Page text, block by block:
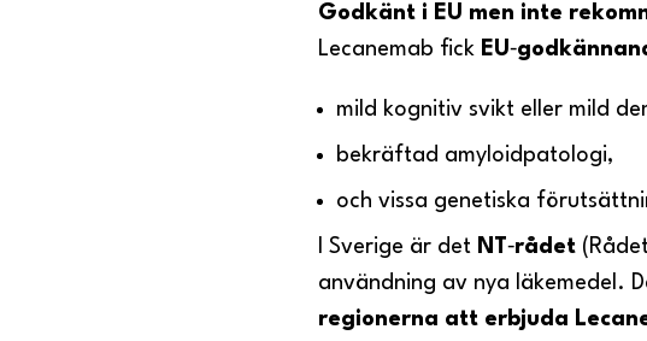
Godkänt i EU men inte
Lecanemab fick EU‑
mild kognitiv svikt eller mild
bekräftad amyloidpatologi,
och vissa genetiska
I Sverige är det NT ‑rådet
användning av nya läkemedel.
regionerna att erbjuda